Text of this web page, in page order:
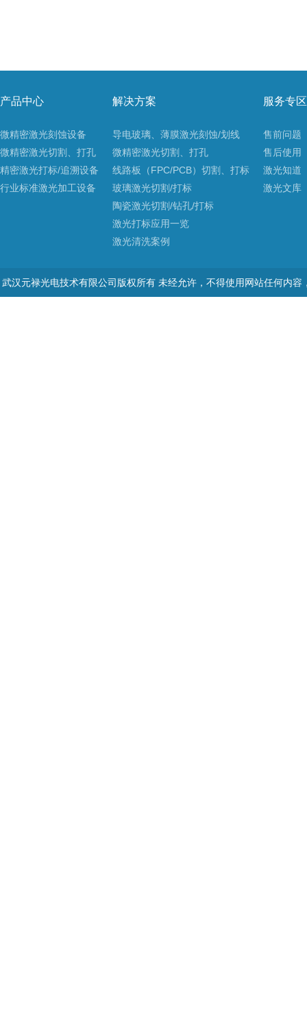
产品中心
微精密激光刻蚀设备
微精密激光切割、打孔
精密激光打标/追溯设备
行业标准激光加工设备
解决方案
导电玻璃、薄膜激光刻蚀/划线
微精密激光切割、打孔
线路板（FPC/PCB）切割、打标
玻璃激光切割/打标
陶瓷激光切割/钻孔/打标
激光打标应用一览
激光清洗案例
服务专区
售前问题
售后使用
激光知道
激光文库
武汉元禄光电技术有限公司版权所有 未经允许，不得使用网站任何内